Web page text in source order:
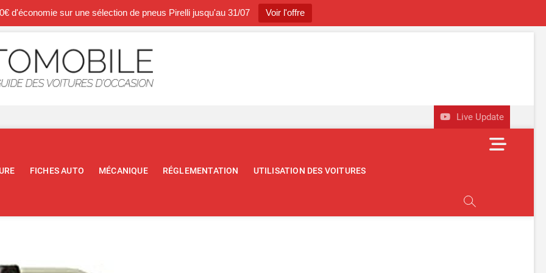
d'économie sur une sélection de pneus Pirelli jusqu'au 31/07 Voir l'offre
Live Update
FICHES AUTO MÉCANIQUE RÉGLEMENTATION UTILISATION DES VOITURES
M
e
t